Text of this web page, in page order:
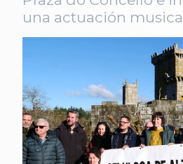
una actuación